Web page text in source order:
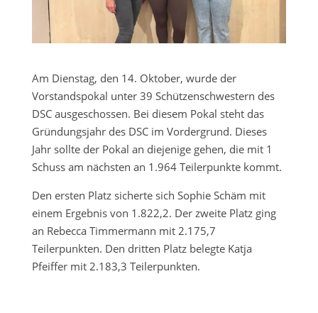
Am Dienstag, den 14. Oktober, wurde der
Vorstandspokal unter 39 Schützenschwestern des
DSC ausgeschossen. Bei diesem Pokal steht das
Gründungsjahr des DSC im Vordergrund. Dieses
Jahr sollte der Pokal an diejenige gehen, die mit 1
Schuss am nächsten an 1.964 Teilerpunkte kommt.
Den ersten Platz sicherte sich Sophie Schäm mit
einem Ergebnis von 1.822,2. Der zweite Platz ging
an Rebecca Timmermann mit 2.175,7
Teilerpunkten. Den dritten Platz belegte Katja
Pfeiffer mit 2.183,3 Teilerpunkten.